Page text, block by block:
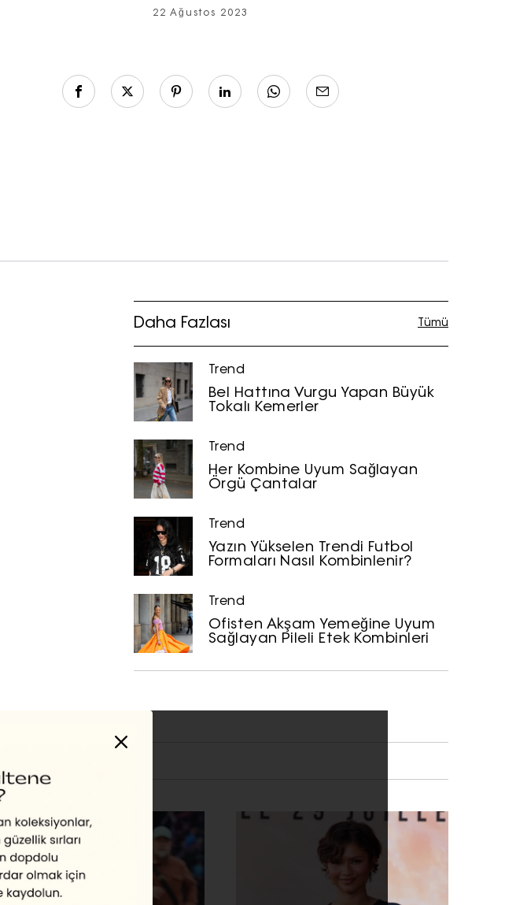
fikirler, öne çıkan
güzelllik sırları
olmak için haftalık e-
e-bülten/ ticari
yoluyla tarafıma
amaçla ad/ soyad
açık rıza
KAYDET
22 Ağustos 2023
Daha Fazlası Tümü
Trend
Bel Hattına Vurgu Yapan Büyük
Tokalı Kemerler
Trend
Her Kombine Uyum Sağlayan
Örgü Çantalar
Trend
Yazın Yükselen Trendi Futbol
Formaları Nasıl Kombinlenir?
Trend
Ofisten Akşam Yemeğine Uyum
Sağlayan Pileli Etek Kombinleri